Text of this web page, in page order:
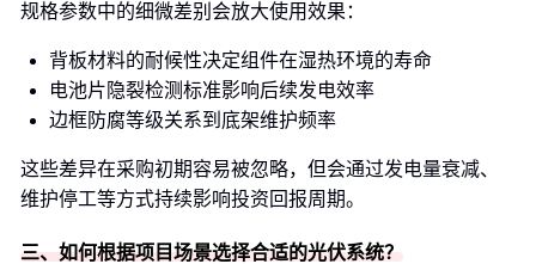
规格参数中的细微差别会放大使用效果：
背板材料的耐候性决定组件在湿热环境的寿命
电池片隐裂检测标准影响后续发电效率
边框防腐等级关系到底架维护频率
这些差异在采购初期容易被忽略，但会通过发电量衰减、
维护停工等方式持续影响投资回报周期。
三、如何根据项目场景选择合适的光伏系统？